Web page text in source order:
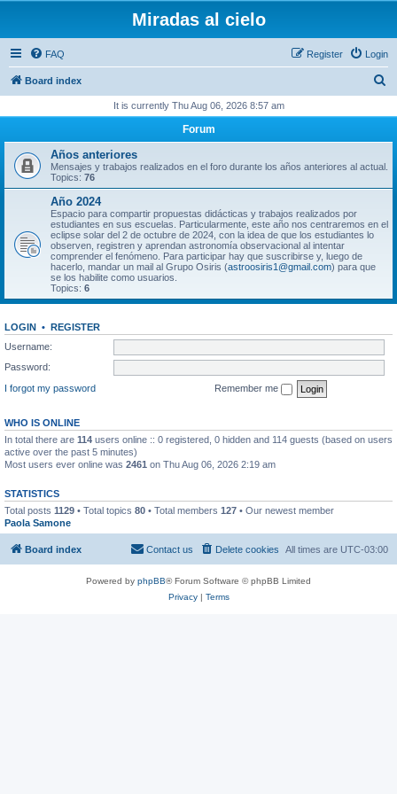
Miradas al cielo
FAQ Login
Register
Board index
r
h
It is currently Thu Aug 06, 2026 8:57 am
Forum
Años anteriores
Mensajes y trabajos realizados en el foro durante los años anteriores al actual.
Topics: 76
Año 2024
Espacio para compartir propuestas didácticas y trabajos realizados por
estudiantes en sus escuelas. Particularmente, este año nos centraremos en el
eclipse solar del 2 de octubre de 2024, con la idea de que los estudiantes lo
observen, registren y aprendan astronomía observacional al intentar
comprender el fenómeno. Para participar hay que suscribirse y, luego de
hacerlo, mandar un mail al Grupo Osiris (astroosiris1@gmail.com) para que
se los habilite como usuarios.
Topics: 6
LOGIN • REGISTER
Username:
Password:
I forgot my password
Remember me
WHO IS ONLINE
In total there are 114 users online :: 0 registered, 0 hidden and 114 guests (based on users
active over the past 5 minutes)
Most users ever online was 2461 on Thu Aug 06, 2026 2:19 am
STATISTICS
Total posts 1129 • Total topics 80 • Total members 127 • Our newest member
Paola Samone
Board index All times are UTC-03:00
Delete cookies
Contact us
Powered by phpBB® Forum Software © phpBB Limited
Privacy| Terms